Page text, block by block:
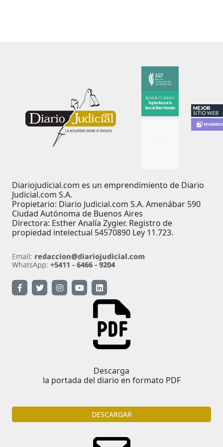
Diariojudicial.com es un emprendimiento de Diario
Judicial.com S.A.
Propietario: Diario Judicial.com S.A. Amenábar 590
Ciudad Autónoma de Buenos Aires
Directora: Esther Analía Zygier. Registro de
propiedad intelectual 54570890 Ley 11.723.
Descarga
la portada del diario en formato PDF
DESCARGAR